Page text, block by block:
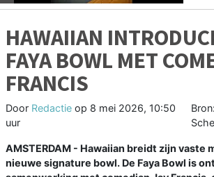
HAWAIIAN
FAYA BOWL MET
FRANCIS
Door Redactie op 8 mei 2026, 10:50
uur
AMSTERDAM - Hawaiian breidt zijn vaste
nieuwe signature bowl. De Faya Bowl is